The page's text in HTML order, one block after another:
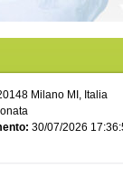
Milano MI, Italia
30/07/2026